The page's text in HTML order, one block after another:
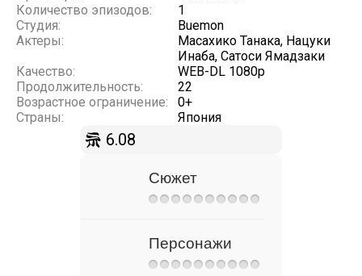
Количество эпизодов:
1
Студия:
Buemon
Актеры:
Масахико Танака, Нацуки
Инаба, Сатоси Ямадзаки
Качество:
WEB-DL 1080p
Продолжительность:
22
Возрастное ограничение:
0+
Страны:
Япония
6.08
Сюжет
Персонажи